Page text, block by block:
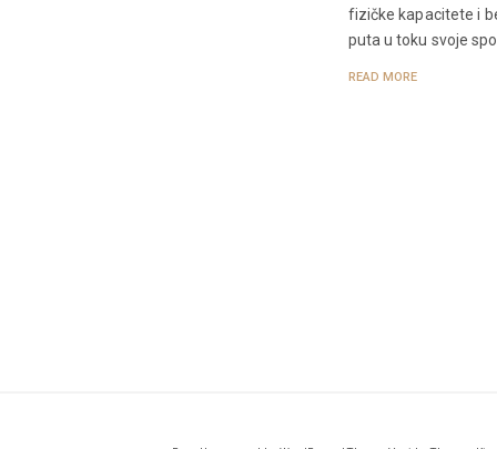
fizičke kapacitete i
puta u toku svoje
READ MORE